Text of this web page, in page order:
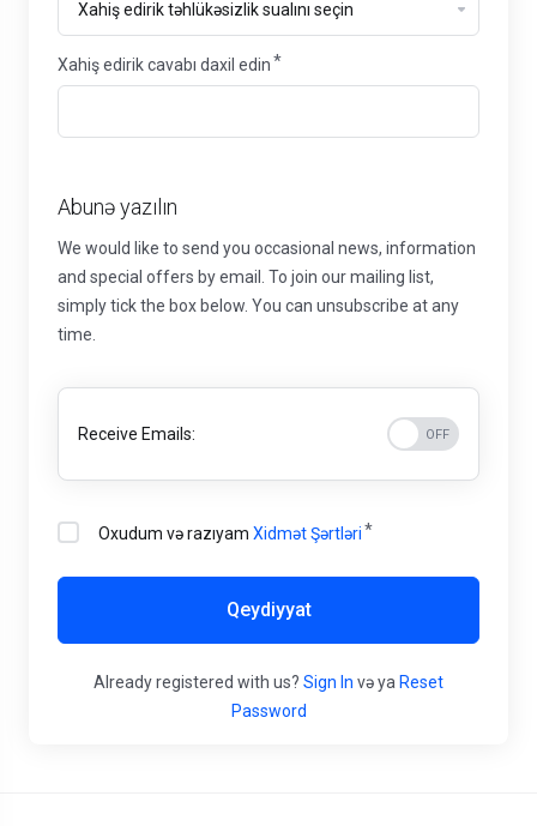
Xahiş edirik cavabı daxil edin
Abunə yazılın
We would like to send you occasional news, information
and special offers by email. To join our mailing list,
simply tick the box below. You can unsubscribe at any
time.
Receive Emails:
Oxudum və razıyam Xidmət Şərtləri
Qeydiyyat
Already registered with us? Sign In və ya Reset
Password